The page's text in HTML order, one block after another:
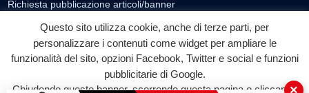
Richiesta pubblicazione articoli/banner
SEGUICI SUI SOCIAL
f
Facebook
◎ ▶
YouTube
Questo sito utilizza cookie, anche di terze parti, per
personalizzare i contenuti come widget per ampliare le
funzionalità del sito, opzioni Facebook, Twitter e social e funzioni
pubblicitarie di Google.
Chiudendo questo banner, scorrendo questa pagina o cliccando